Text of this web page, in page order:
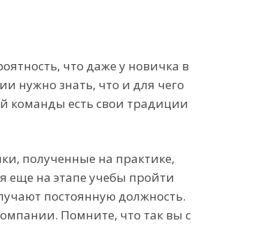
что даже у новичка в
нужно знать, что и для чего
команды есть свои традиции
полученные на практике,
еще на этапе учебы пройти
постоянную должность.
Помните, что так вы с